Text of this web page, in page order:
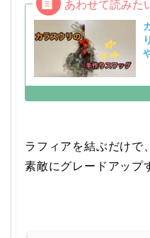
ラフィアを結ぶだけで
素敵にグレードアップ